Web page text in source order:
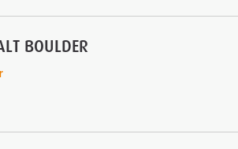
BOULDER